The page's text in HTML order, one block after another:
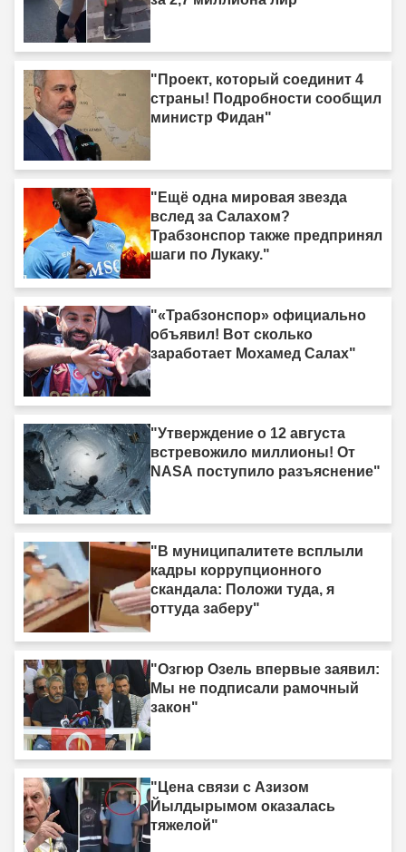
"Проект, который соединит 4
страны! Подробности сообщил
министр Фидан"
"Ещё одна мировая звезда
вслед за Салахом?
Трабзонспор также предпринял
шаги по Лукаку."
"«Трабзонспор» официально
объявил! Вот сколько
заработает Мохамед Салах"
"Утверждение о 12 августа
встревожило миллионы! От
NASA поступило разъяснение"
"В муниципалитете всплыли
кадры коррупционного
скандала: Положи туда, я
оттуда заберу"
"Озгюр Озель впервые заявил:
Мы не подписали рамочный
закон"
"Цена связи с Азизом
Йылдырымом оказалась
тяжелой"